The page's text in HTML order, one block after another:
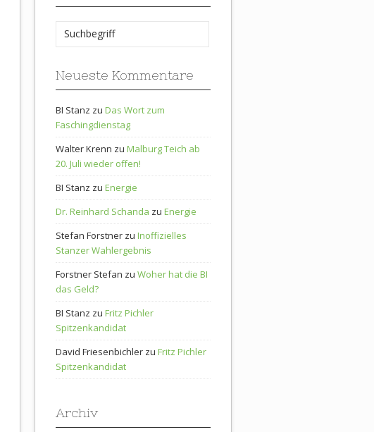
Neueste Kommentare
BI Stanz zu Das Wort zum
Faschingdienstag
Walter Krenn zu Malburg Teich ab
20. Juli wieder offen!
BI Stanz zu Energie
Dr. Reinhard Schanda zu Energie
Stefan Forstner zu Inoffizielles
Stanzer Wahlergebnis
Forstner Stefan zu Woher hat die BI
das Geld?
BI Stanz zu Fritz Pichler
Spitzenkandidat
David Friesenbichler zu Fritz Pichler
Spitzenkandidat
Archiv